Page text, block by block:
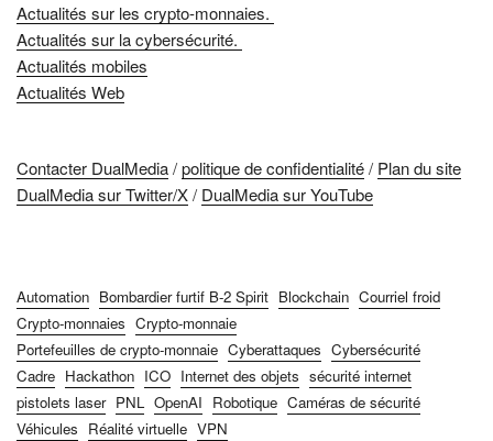
Actualités sur les crypto-monnaies.
Actualités sur la cybersécurité.
Actualités mobiles
Actualités Web
Contacter DualMedia/politique de confidentialité/ Plan du site
DualMedia sur Twitter/X/ DualMedia sur YouTube
Automation Bombardier furtif B-2 Spirit Blockchain Courriel froid
Crypto-monnaies Crypto-monnaie
Portefeuilles de crypto-monnaie Cyberattaques Cybersécurité
Cadre Hackathon ICO Internet des objets sécurité internet
pistolets laser PNL OpenAI Robotique Caméras de sécurité
Véhicules Réalité virtuelle VPN